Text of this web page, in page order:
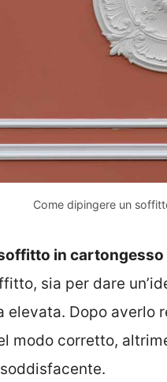
Come dipingere un
in cartongesso
sia per dare
elevata. Dopo
modo corretto,